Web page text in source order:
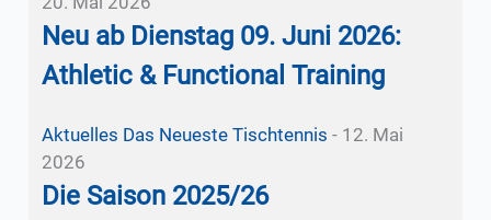
Neu ab Dienstag 09. Juni 2026:
Athletic & Functional Training
Aktuelles Das Neueste Tischtennis - 12. Mai
2026
Die Saison 2025/26